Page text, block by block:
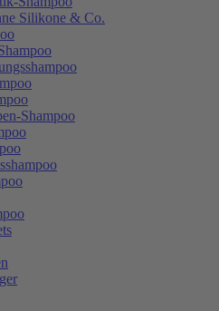
Silikone & Co.
Shampoo